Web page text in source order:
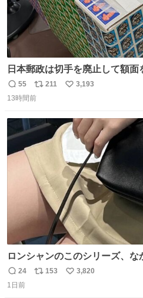
日本郵政は切手を廃止して額
本郵政 @JapanPostHD_PR
返
信
55
リ
ポ
ト
211
い
数
3,193
13時間前
ロンシャンのこのシリーズ、
ール価格になってる🖤✨レザー
持ってるだけでコーデが格上げ
返
信
24
リ
153
い
3,820
1日前